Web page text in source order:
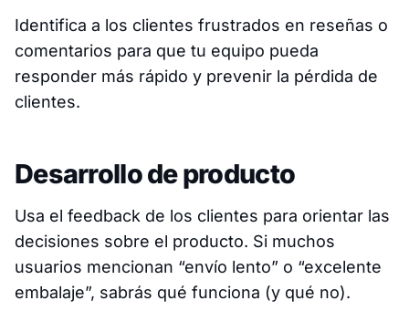
Identifica a los clientes frustrados en reseñas o
comentarios para que tu equipo pueda
responder más rápido y prevenir la pérdida de
clientes.
Desarrollo de producto
Usa el feedback de los clientes para orientar las
decisiones sobre el producto. Si muchos
usuarios mencionan “envío lento” o “excelente
embalaje”, sabrás qué funciona (y qué no).